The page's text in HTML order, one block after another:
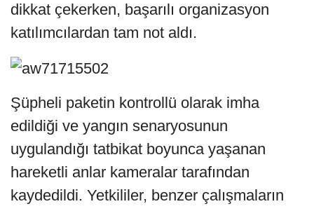
dikkat çekerken, başarılı organizasyon
katılımcılardan tam not aldı.
Şüpheli paketin kontrollü olarak imha
edildiği ve yangın senaryosunun
uygulandığı tatbikat boyunca yaşanan
hareketli anlar kameralar tarafından
kaydedildi. Yetkililer, benzer çalışmaların